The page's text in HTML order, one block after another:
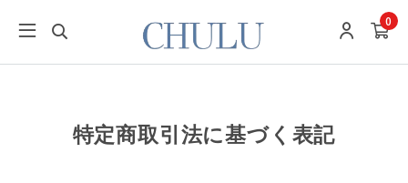
0
特定商取引法に基づく表記